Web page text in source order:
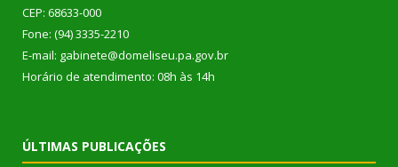
CEP: 68633-000
Fone: (94) 3335-2210
E-mail: gabinete@domeliseu.pa.gov.br
Horário de atendimento: 08h às 14h
ÚLTIMAS PUBLICAÇÕES